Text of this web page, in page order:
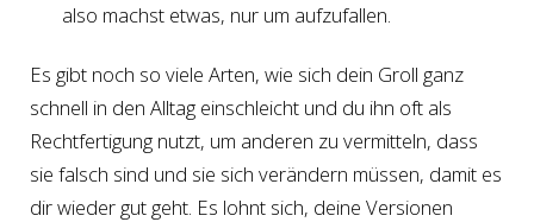
also machst etwas, nur um aufzufallen.
Es gibt noch so viele Arten, wie sich dein Groll ganz
schnell in den Alltag einschleicht und du ihn oft als
Rechtfertigung nutzt, um anderen zu vermitteln, dass
sie falsch sind und sie sich verändern müssen, damit es
dir wieder gut geht. Es lohnt sich, deine Versionen